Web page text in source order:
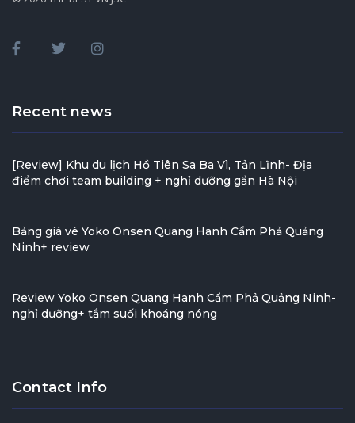
Recent news
[Review] Khu du lịch Hồ Tiên Sa Ba Vì, Tản Lĩnh- Địa
điểm chơi team building + nghỉ dưỡng gần Hà Nội
Bảng giá vé Yoko Onsen Quang Hanh Cẩm Phả Quảng
Ninh+ review
Review Yoko Onsen Quang Hanh Cẩm Phả Quảng Ninh-
nghỉ dưỡng+ tắm suối khoáng nóng
Contact Info